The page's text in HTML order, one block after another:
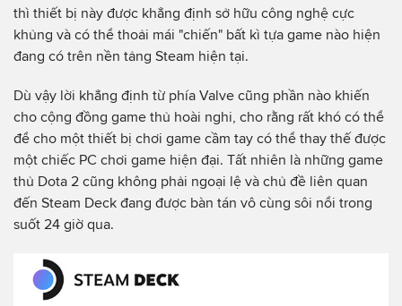
thì thiết bị này được khẳng định sở hữu công nghệ cực
khủng và có thể thoải mái "chiến" bất kì tựa game nào hiện
đang có trên nền tảng Steam hiện tại.
Dù vậy lời khẳng định từ phía Valve cũng phần nào khiến
cho cộng đồng game thủ hoài nghi, cho rằng rất khó có thể
để cho một thiết bị chơi game cầm tay có thể thay thế được
một chiếc PC chơi game hiện đại. Tất nhiên là những game
thủ Dota 2 cũng không phải ngoại lệ và chủ đề liên quan
đến Steam Deck đang được bàn tán vô cùng sôi nổi trong
suốt 24 giờ qua.